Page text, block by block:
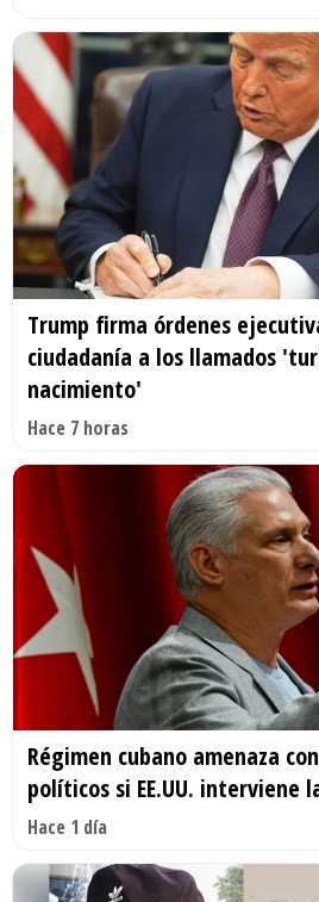
Trump firma órdenes
ciudadanía a los llamados
nacimiento'
Hace 7 horas
Régimen cubano amenaza
políticos si EE.UU. interviene
Hace 1 día